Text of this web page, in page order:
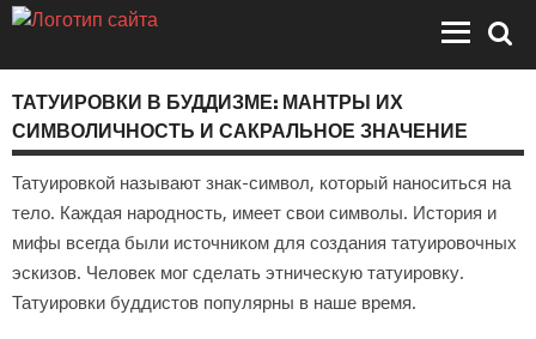
ТАТУИРОВКИ В БУДДИЗМЕ: МАНТРЫ ИХ
СИМВОЛИЧНОСТЬ И САКРАЛЬНОЕ ЗНАЧЕНИЕ
Татуировкой называют знак-символ, который наноситься на
тело. Каждая народность, имеет свои символы. История и
мифы всегда были источником для создания татуировочных
эскизов. Человек мог сделать этническую татуировку.
Татуировки буддистов популярны в наше время.